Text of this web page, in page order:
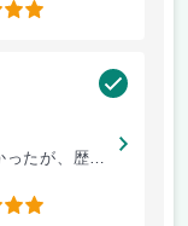
政治についてあまり詳しくなかったが、歴史などから詳しく政治について教え